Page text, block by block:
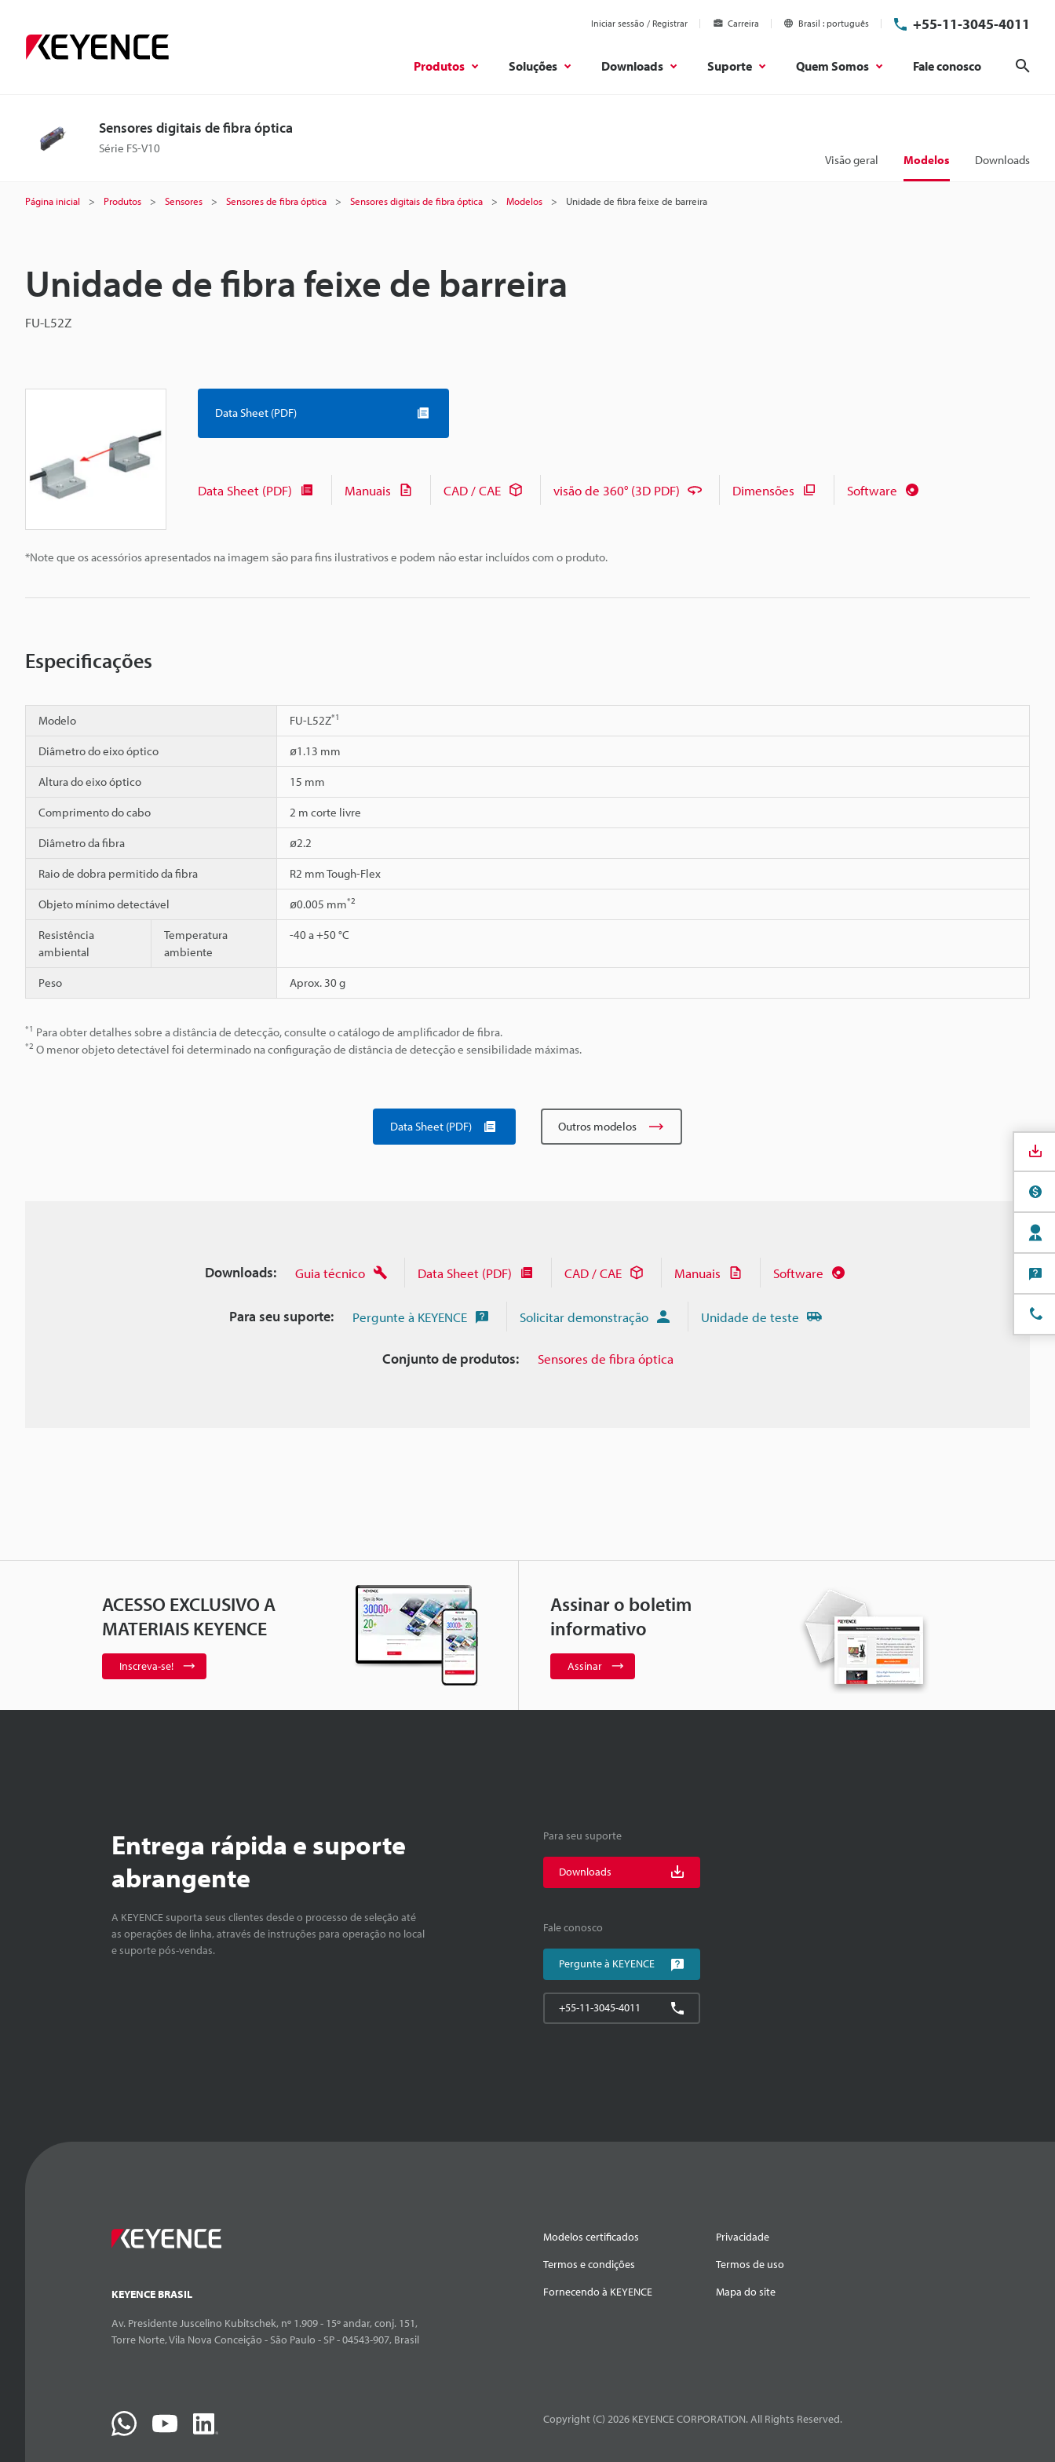
Iniciar sessão / Registrar Carreira Brasil português +55-11-3045-4011
Produtos Soluções Downloads Suporte Quem Somos Fale conosco
Sensores digitais de fibra óptica
Série FS-V10
Visão geral Modelos Downloads
Página inicial Produtos Sensores Sensores de fibra óptica Sensores digitais de fibra óptica Modelos Unidade de fibra feixe de barreira
Unidade de fibra feixe de barreira
FU-L52Z
*Note que os acessórios apresentados na imagem são para fins ilustrativos e podem não estar incluídos com o produto.
Data Sheet (PDF)
Data Sheet (PDF) Manuais CAD / CAE visão de 360° (3D PDF) Dimensões Software
Especificações
Modelo FU-L52Z*1
Diâmetro do eixo óptico ø1.13 mm
Altura do eixo óptico 15 mm
Comprimento do cabo 2 m corte livre
Diâmetro da fibra ø2.2
Raio de dobra permitido da fibra R2 mm Tough-Flex
Objeto mínimo detectável ø0.005 mm*2
Resistência
ambiental
Temperatura
ambiente
-40 a +50 °C
Peso Aprox. 30 g
*1 Para obter detalhes sobre a distância de detecção, consulte o catálogo de amplificador de fibra.
*2 O menor objeto detectável foi determinado na configuração de distância de detecção e sensibilidade máximas.
Data Sheet (PDF) Outros modelos
Downloads: Guia técnico Data Sheet (PDF) CAD / CAE Manuais Software
Para seu suporte: Pergunte à KEYENCE Solicitar demonstração Unidade de teste
Conjunto de produtos: Sensores de fibra óptica
ACESSO EXCLUSIVO A
MATERIAIS KEYENCE
Inscreva-se!
Assinar o boletim
informativo
Assinar
Entrega rápida e suporte
abrangente
A KEYENCE suporta seus clientes desde o processo de seleção até
as operações de linha, através de instruções para operação no local
e suporte pós-vendas.
Para seu suporte
Downloads
Fale conosco
Pergunte à KEYENCE
+55-11-3045-4011
KEYENCE BRASIL
Av. Presidente Juscelino Kubitschek, nº 1.909 - 15º andar, conj. 151,
Torre Norte, Vila Nova Conceição - São Paulo - SP - 04543-907, Brasil
Modelos certificados
Privacidade
Termos e condições
Termos de uso
Fornecendo à KEYENCE
Mapa do site
Copyright (C) 2026 KEYENCE CORPORATION. All Rights Reserved.